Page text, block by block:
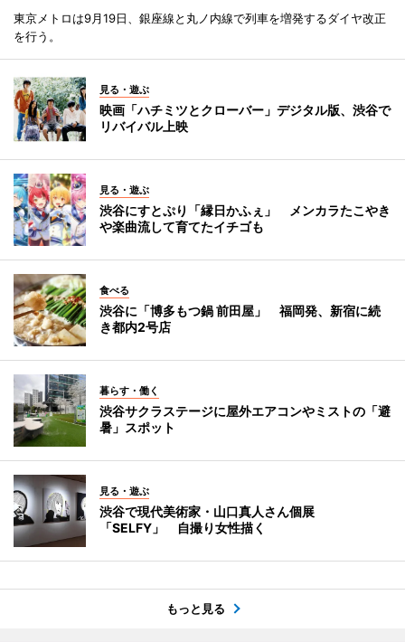
東京メトロは9月19日、銀座線と丸ノ内線で列車を増発するダイヤ改正
を行う。
見る・遊ぶ
映画「ハチミツとクローバー」デジタル版、渋谷で
リバイバル上映
見る・遊ぶ
渋谷にすとぷり「縁日かふぇ」 メンカラたこやき
や楽曲流して育てたイチゴも
食べる
渋谷に「博多もつ鍋 前田屋」 福岡発、新宿に続
き都内2号店
暮らす・働く
渋谷サクラステージに屋外エアコンやミストの「避
暑」スポット
見る・遊ぶ
渋谷で現代美術家・山口真人さん個展
「SELFY」 自撮り女性描く
もっと見る